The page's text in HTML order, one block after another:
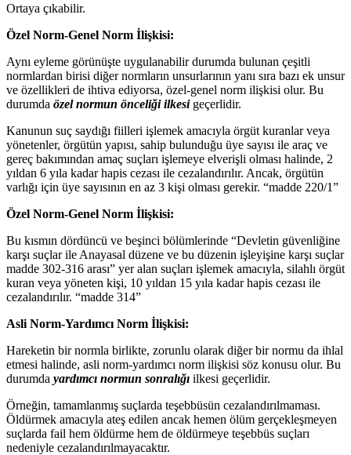
Ortaya çıkabilir.
Özel Norm-Genel Norm İlişkisi:
Aynı eyleme görünüşte uygulanabilir durumda bulunan çeşitli
normlardan birisi diğer normların unsurlarının yanı sıra bazı ek unsur
ve özellikleri de ihtiva ediyorsa, özel-genel norm ilişkisi olur. Bu
durumda özel normun önceliği ilkesigeçerlidir.
Kanunun suç saydığı fiilleri işlemek amacıyla örgüt kuranlar veya
yönetenler, örgütün yapısı, sahip bulunduğu üye sayısı ile araç ve
gereç bakımından amaç suçları işlemeye elverişli olması halinde, 2
yıldan 6 yıla kadar hapis cezası ile cezalandırılır. Ancak, örgütün
varlığı için üye sayısının en az 3 kişi olması gerekir. “madde 220/1”
Özel Norm-Genel Norm İlişkisi:
Bu kısmın dördüncü ve beşinci bölümlerinde “Devletin güvenliğine
karşı suçlar ile Anayasal düzene ve bu düzenin işleyişine karşı suçlar
madde 302-316 arası” yer alan suçları işlemek amacıyla, silahlı örgüt
kuran veya yöneten kişi, 10 yıldan 15 yıla kadar hapis cezası ile
cezalandırılır. “madde 314”
Asli Norm-Yardımcı Norm İlişkisi:
Hareketin bir normla birlikte, zorunlu olarak diğer bir normu da ihlal
etmesi halinde, asli norm-yardımcı norm ilişkisi söz konusu olur. Bu
durumda yardımcı normun sonralığı ilkesi geçerlidir.
Örneğin, tamamlanmış suçlarda teşebbüsün cezalandırılmaması.
Öldürmek amacıyla ateş edilen ancak hemen ölüm gerçekleşmeyen
suçlarda fail hem öldürme hem de öldürmeye teşebbüs suçları
nedeniyle cezalandırılmayacaktır.